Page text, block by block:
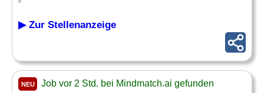
▶ Zur Stellenanzeige
NEU Job vor 2 Std. bei Mindmatch.ai gefunden